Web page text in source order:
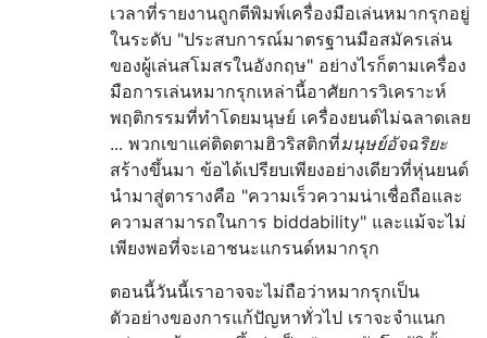
เวลาที่รายงานถูกตีพิมพ์เครื่องมือเล่นหมากรุกอยู่
ในระดับ "ประสบการณ์มาตรฐานมือสมัครเล่น
ของผู้เล่นสโมสรในอังกฤษ" อย่างไรก็ตามเครื่อง
มือการเล่นหมากรุกเหล่านี้อาศัยการวิเคราะห์
พฤติกรรมที่ทำโดยมนุษย์ เครื่องยนต์ไม่ฉลาดเลย
... พวกเขาแค่ติดตามฮิวริสติกที่มนุษย์อัจฉริยะ
สร้างขึ้นมา ข้อได้เปรียบเพียงอย่างเดียวที่หุ่นยนต์
นำมาสู่ตารางคือ "ความเร็วความน่าเชื่อถือและ
ความสามารถในการ biddability" และแม้จะไม่
เพียงพอที่จะเอาชนะแกรนด์หมากรุก
ตอนนี้วันนี้เราอาจจะไม่ถือว่าหมากรุกเป็น
ตัวอย่างของการแก้ปัญหาทั่วไป เราจะจำแนก